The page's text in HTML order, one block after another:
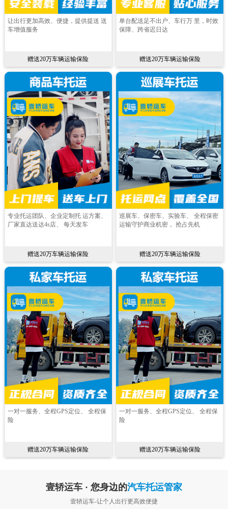
让出行更加高效、便捷，提供提送 送
车增值服务
赠送20万车辆运输保险
单台配送足不出户、车行万 里，时效
保障、跨省迟日达
赠送20万车辆运输保险
专业托运团队、企业定制托 运方案、
厂家直达送达4s店、 每天发车
赠送20万车辆运输保险
巡展车、保密车、实验车、 全程保密
运输守护商业机密， 抢占先机
赠送20万车辆运输保险
一对一服务、全程GPS定位、 全程保
险
赠送20万车辆运输保险
一对一服务、全程GPS定位、 全程保
险
赠送20万车辆运输保险
壹轿运车 · 您身边的汽车托运管家
壹轿运车-让个人出行更高效便捷